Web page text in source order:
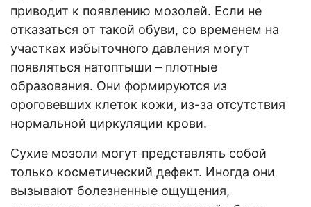
приводит к появлению мозолей. Если не
отказаться от такой обуви, со временем на
участках избыточного давления могут
появляться натоптыши – плотные
образования. Они формируются из
ороговевших клеток кожи, из-за отсутствия
нормальной циркуляции крови.
Сухие мозоли могут представлять собой
только косметический дефект. Иногда они
вызывают болезненные ощущения,